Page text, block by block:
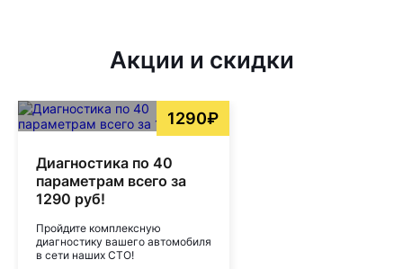
Акции и скидки
1290₽
Диагностика по 40
параметрам всего за
1290 руб!
Пройдите комплексную
диагностику вашего автомобиля
в сети наших СТО!